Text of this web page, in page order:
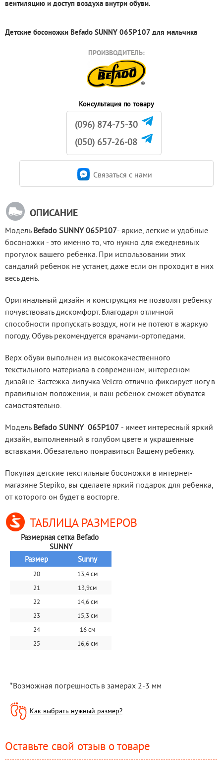
вентиляцию и доступ воздуха внутри обуви.
Детские босоножки Befado SUNNY 065P107 для мальчика
ПРОИЗВОДИТЕЛЬ:
Консультация по товару
(096) 874-75-30
(050) 657-26-08
Связаться c нами
ОПИСАНИЕ
Модель Befado SUNNY 065P107- яркие, легкие и удобные
босоножки - это именно то, что нужно для ежедневных
прогулок вашего ребенка. При использовании этих
сандалий ребенок не устанет, даже если он проходит в них
весь день.
Оригинальный дизайн и конструкция не позволят ребенку
почувствовать дискомфорт. Благодаря отличной
способности пропускать воздух, ноги не потеют в жаркую
погоду. Обувь рекомендуется врачами-ортопедами.
Верх обуви выполнен из высококачественного
текстильного материала в современном, интересном
дизайне. Застежка-липучка Velcro отлично фиксирует ногу в
правильном положении, и ваш ребенок сможет обуватся
самостоятельно.
Модель Befado SUNNY  065P107 - имеет интересный яркий
дизайн, выполненный в голубом цвете и украшенные
вставками. Обезательно понравиться Вашему ребенку.
Покупая детские текстильные босоножки в интернет-
магазине Stepiko, вы сделаете яркий подарок для ребенка,
от которого он будет в восторге.
ТАБЛИЦА РАЗМЕРОВ
Размерная сетка Befado
SUNNY
Размер
Sunny
20
13,4 см
21
13,9см
22
14,6 см
23
15,3 см
24
16 см
25
16,6 см
*Возможная погрешность в замерах 2-3 мм
Как выбрать нужный размер?
Оставьте свой отзыв о товаре